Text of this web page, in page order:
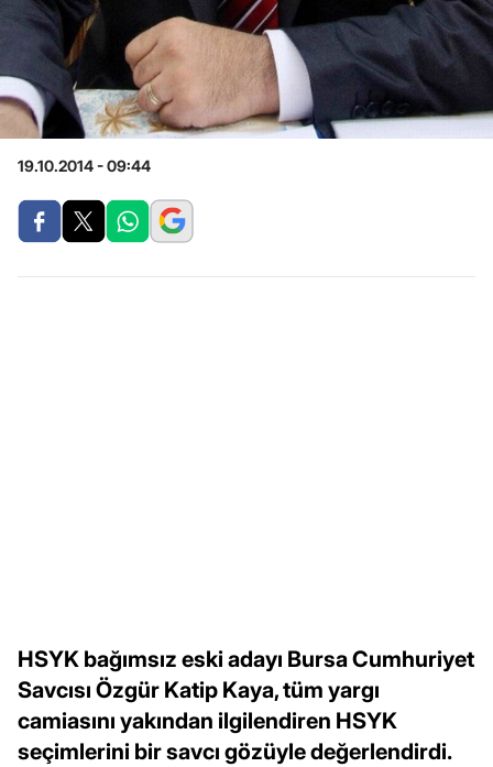
19.10.2014 - 09:44
HSYK bağımsız eski adayı Bursa Cumhuriyet
Savcısı Özgür Katip Kaya, tüm yargı
camiasını yakından ilgilendiren HSYK
seçimlerini bir savcı gözüyle değerlendirdi.